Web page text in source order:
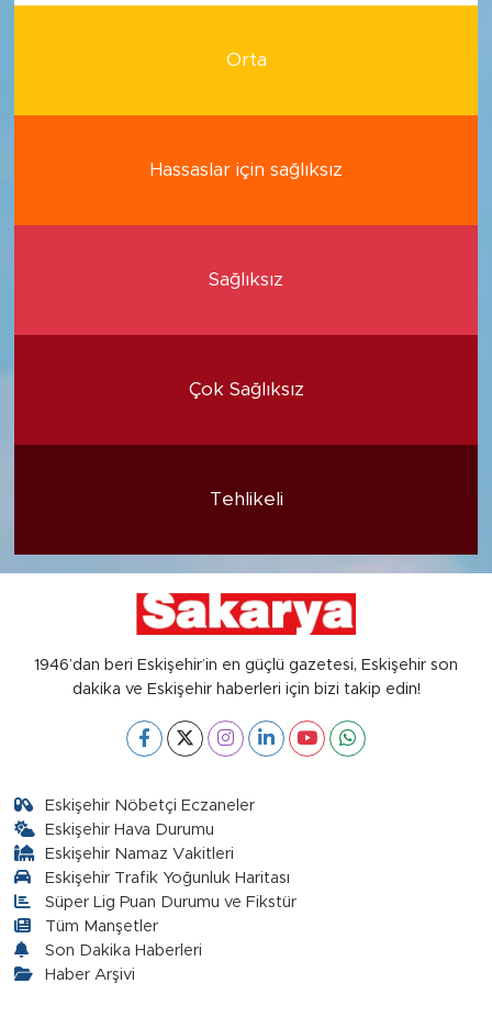
Orta
Hassaslar için sağlıksız
Sağlıksız
Çok Sağlıksız
Tehlikeli
1946’dan beri Eskişehir’in en güçlü gazetesi, Eskişehir son
dakika ve Eskişehir haberleri için bizi takip edin!
Eskişehir Nöbetçi Eczaneler
Eskişehir Hava Durumu
Eskişehir Namaz Vakitleri
Eskişehir Trafik Yoğunluk Haritası
Süper Lig Puan Durumu ve Fikstür
Tüm Manşetler
Son Dakika Haberleri
Haber Arşivi